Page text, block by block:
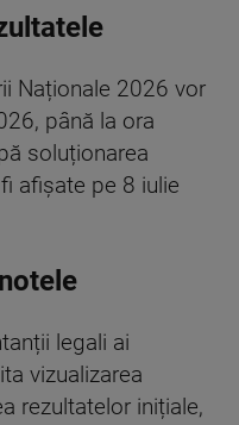
Naționale 2026 vor
până la ora
soluționarea
afișate pe 8 iulie
legali ai
vizualizarea
rezultatelor inițiale,